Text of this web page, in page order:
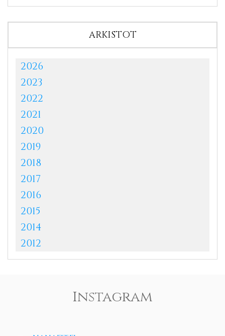
ARKISTOT
2026
2023
2022
2021
2020
2019
2018
2017
2016
2015
2014
2012
Instagram